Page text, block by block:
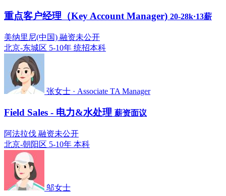
重点客户经理（Key Account Manager) 20-28k·13薪
美纳里尼(中国) 融资未公开
北京-东城区 5-10年 统招本科
张女士 · Associate TA Manager
Field Sales - 电力&水处理 薪资面议
阿法拉伐 融资未公开
北京-朝阳区 5-10年 本科
邬女士